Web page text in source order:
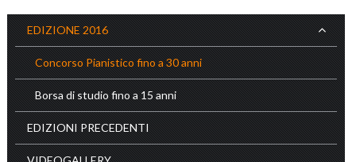
EDIZIONE 2016
Concorso Pianistico fino a 30 anni
Borsa di studio fino a 15 anni
EDIZIONI PRECEDENTI